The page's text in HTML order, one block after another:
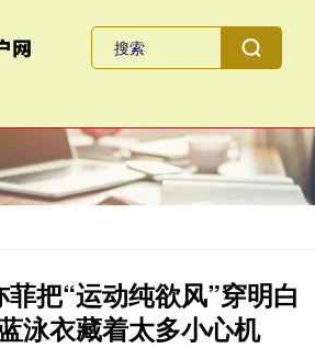
把“运动纯欲风”穿明白
泳衣藏着太多小心机